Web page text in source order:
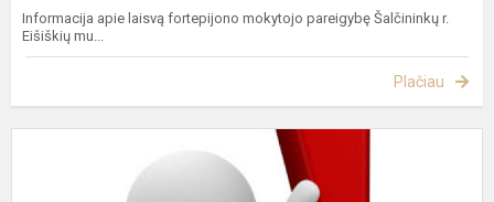
Informacija apie laisvą fortepijono mokytojo pareigybę Šalčininkų r.
Eišiškių mu...
Plačiau